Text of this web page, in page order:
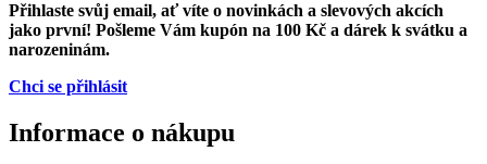
Přihlaste svůj email, ať víte o novinkách a slevových akcích
jako první! Pošleme Vám kupón na 100 Kč a dárek k svátku a
narozeninám.
Chci se přihlásit
Informace o nákupu